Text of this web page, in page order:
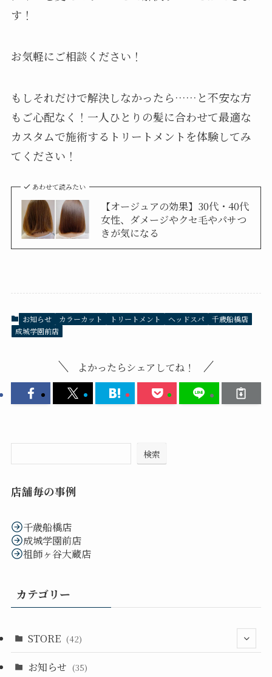
す！
お気軽にご相談ください！
もしそれだけで解決しなかったら……と不安な方
もご心配なく！一人ひとりの髪に合わせて最適な
カスタムで施術するトリートメントを体験してみ
てください！
あわせて読みたい
【オージュアの効果】30代・40代
女性、ダメージやクセ毛やパサつ
きが気になる
お知らせ カラーカット トリートメント ヘッドスパ
千歳船橋店
成城学園前店
よかったらシェアしてね！
検索
店舗毎の事例
千歳船橋店
成城学園前店
祖師ヶ谷大蔵店
カテゴリー
STORE (42)
(33)
お知らせ (35)